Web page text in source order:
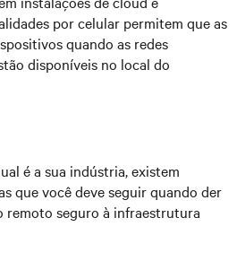
por celular permitem que as
quando as redes
disponíveis no local do
é a sua indústria, existem
que você deve seguir quando der
remoto seguro à infraestrutura